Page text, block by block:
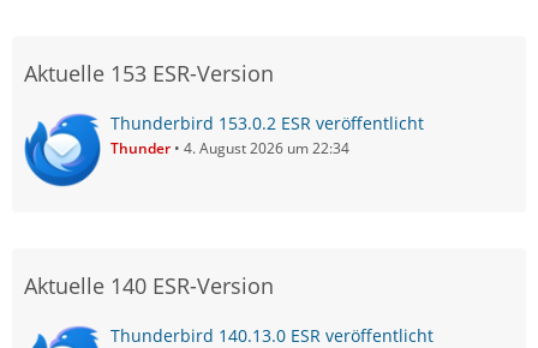
Aktuelle 153 ESR-Version
Thunderbird 153.0.2 ESR veröffentlicht
Thunder 4. August 2026 um 22:34
Aktuelle 140 ESR-Version
Thunderbird 140.13.0 ESR veröffentlicht